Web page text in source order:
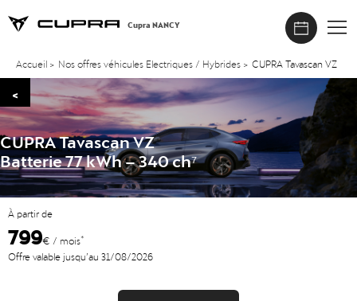
Cupra NANCY
Accueil > Nos offres véhicules Electriques / Hybrides > CUPRA Tavascan VZ
<
CUPRA Tavascan VZ
Batterie 77 kWh – 340 ch⁷
À partir de
799€ / mois*
Offre valable jusqu’au 31/08/2026